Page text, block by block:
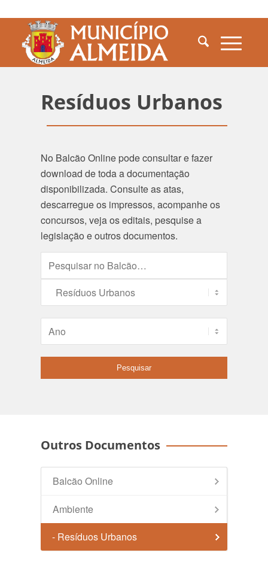
Resíduos Urbanos
No Balcão Online pode consultar e fazer
download de toda a documentação
disponibilizada. Consulte as atas,
descarregue os impressos, acompanhe os
concursos, veja os editais, pesquise a
legislação e outros documentos.
Outros Documentos
Balcão Online
Ambiente
- Resíduos Urbanos